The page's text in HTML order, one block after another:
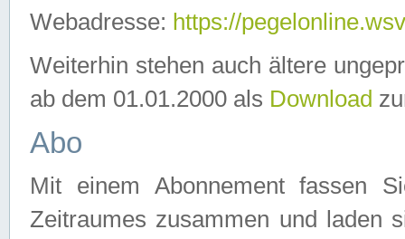
Webadresse: https://
Weiterhin stehen auch ältere
ab dem 01.01.2000 als Download
Abo
Mit einem Abonnement fassen
Zeitraumes zusammen und laden